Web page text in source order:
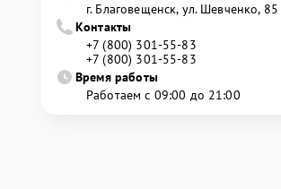
г. Благовещенск, ул. Шевченко, 85
Контакты
+7 (800) 301-55-83
+7 (800) 301-55-83
Время работы
Работаем с 09:00 до 21:00